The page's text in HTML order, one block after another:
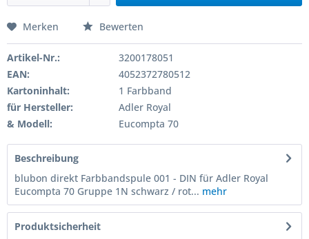
Merken Bewerten
Artikel-Nr.:
3200178051
EAN:
4052372780512
Kartoninhalt:
1 Farbband
für Hersteller:
Adler Royal
& Modell:
Eucompta 70
Beschreibung
blubon direkt Farbbandspule 001 - DIN für Adler Royal
Eucompta 70 Gruppe 1N schwarz / rot... mehr
Produktsicherheit